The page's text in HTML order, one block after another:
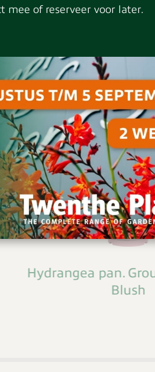
mee of reserveer voor later.